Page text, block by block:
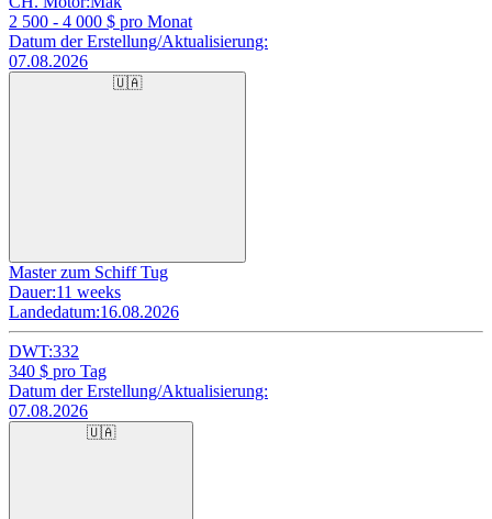
2 500 - 4 000 $ pro Monat
Datum der Erstellung/Aktualisierung:
07.08.2026
🇺🇦
Master zum Schiff Tug
Dauer:11 weeks
Landedatum:16.08.2026
DWT:332
340 $ pro Tag
Datum der Erstellung/Aktualisierung:
07.08.2026
🇺🇦